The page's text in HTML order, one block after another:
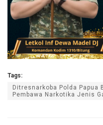
Tags:
Ditresnarkoba Polda Papua
Pembawa Narkotika Jenis